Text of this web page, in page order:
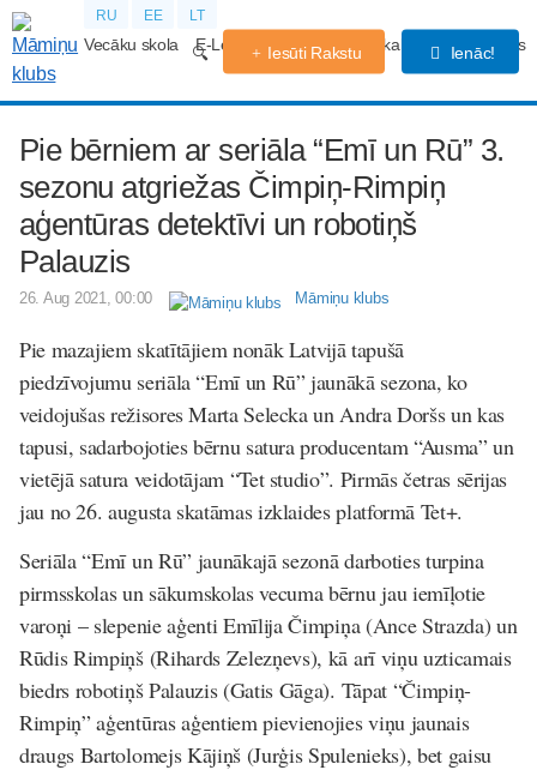
RU EE LT
Vecāku skola E-Lekcijas Grūtniecības kalendārs Forums
Iesūti Rakstu Ienāc!
Pie bērniem ar seriāla “Emī un Rū” 3.
sezonu atgriežas Čimpiņ-Rimpiņ
aģentūras detektīvi un robotiņš
Palauzis
26. Aug 2021, 00:00 Māmiņu klubs
Pie mazajiem skatītājiem nonāk Latvijā tapušā
piedzīvojumu seriāla “Emī un Rū” jaunākā sezona, ko
veidojušas režisores Marta Selecka un Andra Doršs un kas
tapusi, sadarbojoties bērnu satura producentam “Ausma” un
vietējā satura veidotājam “Tet studio”. Pirmās četras sērijas
jau no 26. augusta skatāmas izklaides platformā Tet+.
Seriāla “Emī un Rū” jaunākajā sezonā darboties turpina
pirmsskolas un sākumskolas vecuma bērnu jau iemīļotie
varoņi – slepenie aģenti Emīlija Čimpiņa (Ance Strazda) un
Rūdis Rimpiņš (Rihards Zelezņevs), kā arī viņu uzticamais
biedrs robotiņš Palauzis (Gatis Gāga). Tāpat “Čimpiņ-
Rimpiņ” aģentūras aģentiem pievienojies viņu jaunais
draugs Bartolomejs Kājiņš (Jurģis Spulenieks), bet gaisu